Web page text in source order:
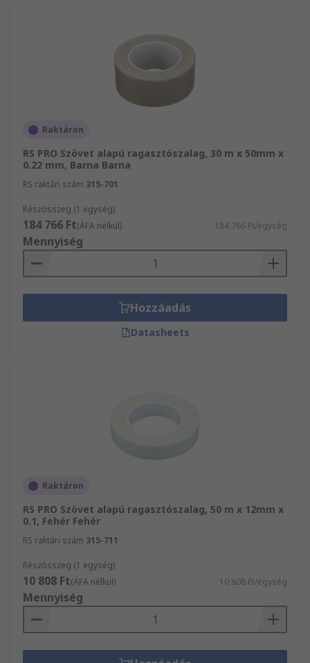
Raktáron
RS PRO Szövet alapú ragasztószalag, 30 m x 50mm x
0.22 mm, Barna Barna
RS raktári szám 315-701
Részösszeg (1 egység)
184 766 Ft(ÁFA nélkül) 184 766 Ft/egység
Mennyiség
Hozzáadás
Datasheets
Raktáron
RS PRO Szövet alapú ragasztószalag, 50 m x 12mm x
0.1, Fehér Fehér
RS raktári szám 315-711
Részösszeg (1 egység)
10 808 Ft(ÁFA nélkül) 10 808 Ft/egység
Mennyiség